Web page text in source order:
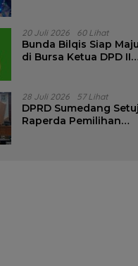
Tanjungsari Sumedang
20 Juli 2026 60 Lihat
Bunda Bilqis Siap Maju
di Bursa Ketua DPD II
28 Juli 2026 57 Lihat
DPRD Sumedang
Raperda Pemilihan